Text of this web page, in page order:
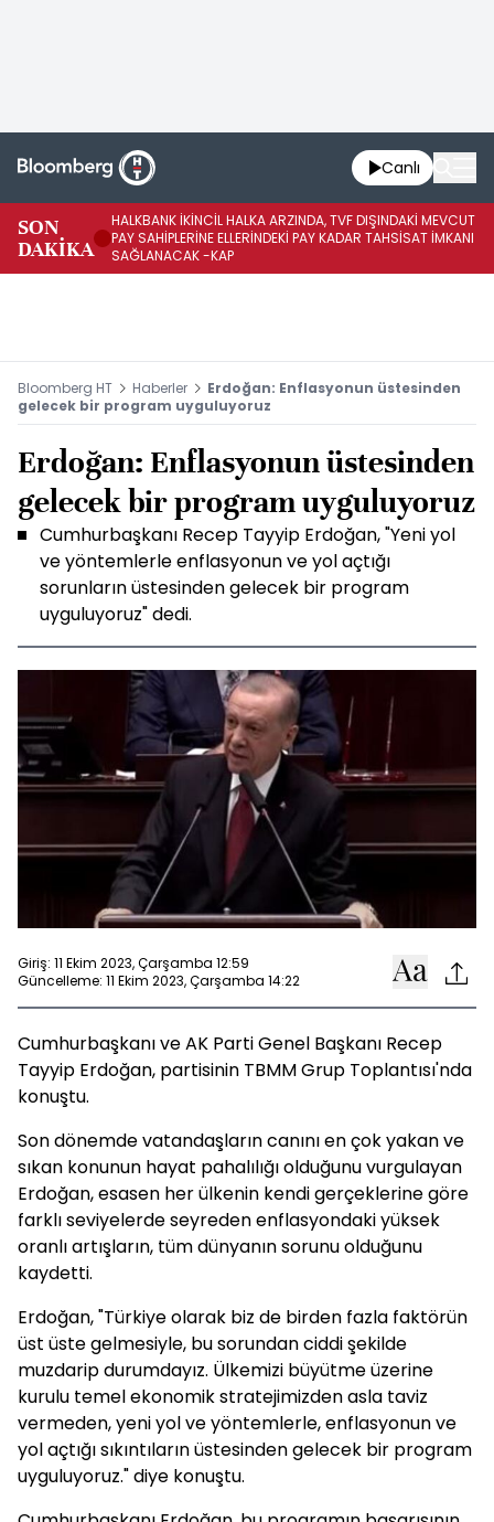
Canlı
SON
DAKİKA
HALKBANK İKİNCİL HALKA ARZINDA, TVF DIŞINDAKİ MEVCUT
PAY SAHİPLERİNE ELLERİNDEKİ PAY KADAR TAHSİSAT İMKANI
SAĞLANACAK -KAP
Bloomberg HT Haberler
Erdoğan: Enflasyonun üstesinden
gelecek bir program uyguluyoruz
Erdoğan: Enflasyonun üstesinden
gelecek bir program uyguluyoruz
Cumhurbaşkanı Recep Tayyip Erdoğan, "Yeni yol
ve yöntemlerle enflasyonun ve yol açtığı
sorunların üstesinden gelecek bir program
uyguluyoruz" dedi.
Giriş: 11 Ekim 2023, Çarşamba 12:59
Güncelleme: 11 Ekim 2023, Çarşamba 14:22
Cumhurbaşkanı ve AK Parti Genel Başkanı Recep
Tayyip Erdoğan, partisinin TBMM Grup Toplantısı'nda
konuştu.
Son dönemde vatandaşların canını en çok yakan ve
sıkan konunun hayat pahalılığı olduğunu vurgulayan
Erdoğan, esasen her ülkenin kendi gerçeklerine göre
farklı seviyelerde seyreden enflasyondaki yüksek
oranlı artışların, tüm dünyanın sorunu olduğunu
kaydetti.
Erdoğan, "Türkiye olarak biz de birden fazla faktörün
üst üste gelmesiyle, bu sorundan ciddi şekilde
muzdarip durumdayız. Ülkemizi büyütme üzerine
kurulu temel ekonomik stratejimizden asla taviz
vermeden, yeni yol ve yöntemlerle, enflasyonun ve
yol açtığı sıkıntıların üstesinden gelecek bir program
uyguluyoruz." diye konuştu.